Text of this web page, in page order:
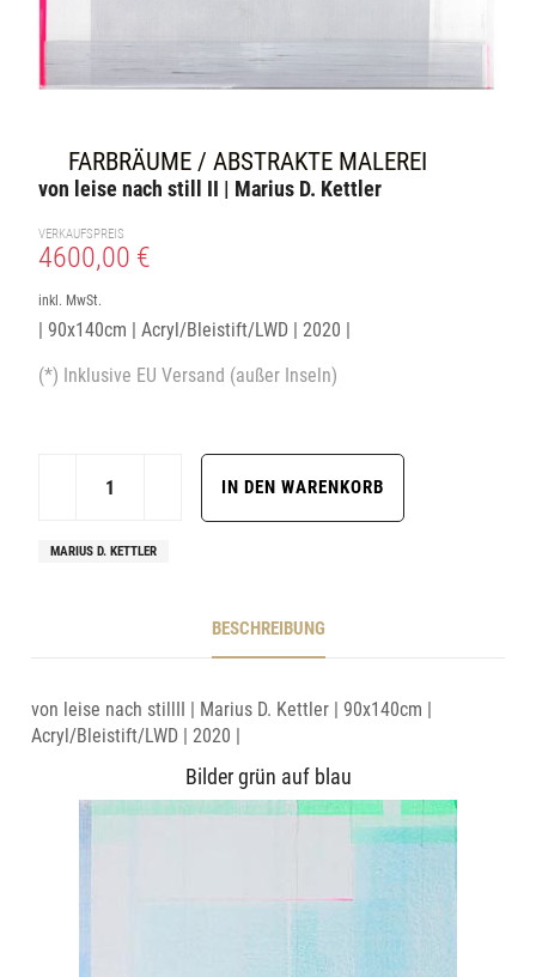
FARBRÄUME / ABSTRAKTE MALEREI
von leise nach still II | Marius D. Kettler
VERKAUFSPREIS
4600,00 €
inkl. MwSt.
| 90x140cm | Acryl/Bleistift/LWD | 2020 |
(*) Inklusive EU Versand (außer Inseln)
MARIUS D. KETTLER
BESCHREIBUNG
von leise nach stillII | Marius D. Kettler | 90x140cm |
Acryl/Bleistift/LWD | 2020 |
Bilder grün auf blau